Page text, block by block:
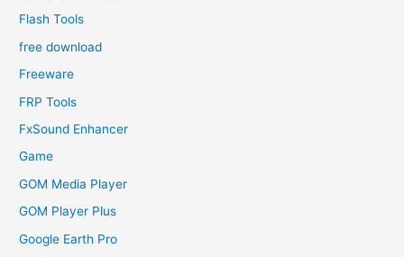
Flash Tools
free download
Freeware
FRP Tools
FxSound Enhancer
Game
GOM Media Player
GOM Player Plus
Google Earth Pro